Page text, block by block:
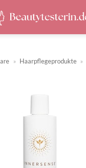
» Haarpflegeprodukte »